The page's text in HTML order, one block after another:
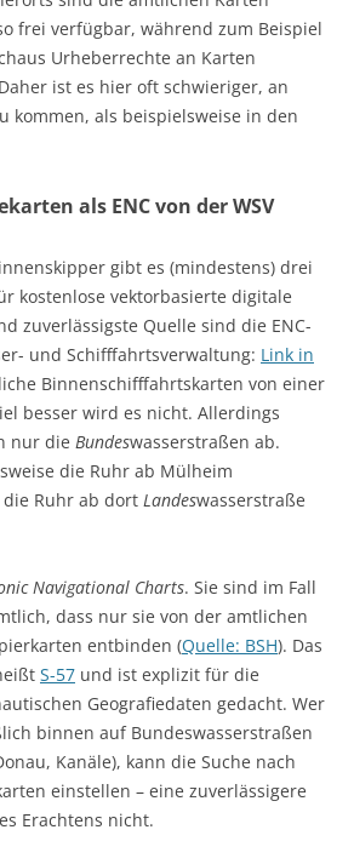
frei verfügbar, während zum Beispiel
Urheberrechte an Karten
ist es hier oft schwieriger, an
kommen, als beispielsweise in den
als ENC von der WSV
gibt es (mindestens) drei
kostenlose vektorbasierte digitale
zuverlässigste Quelle sind die ENC-
und Schifffahrtsverwaltung: Link in
Binnenschifffahrtskarten von einer
besser wird es nicht. Allerdings
nur die Bundeswasserstraßen ab.
die Ruhr ab Mülheim
die Ruhr ab dort Landeswasserstraße
Navigational Charts. Sie sind im Fall
dass nur sie von der amtlichen
entbinden (Quelle: BSH). Das
S-57 und ist explizit für die
Geografiedaten gedacht. Wer
binnen auf Bundeswasserstraßen
Kanäle), kann die Suche nach
einstellen – eine zuverlässigere
Erachtens nicht.